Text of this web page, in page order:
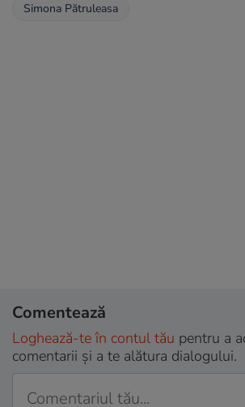
Simona Pătruleasa
Comentează
Loghează-te în contul tău pentru a
comentarii și a te alătura dialogului.